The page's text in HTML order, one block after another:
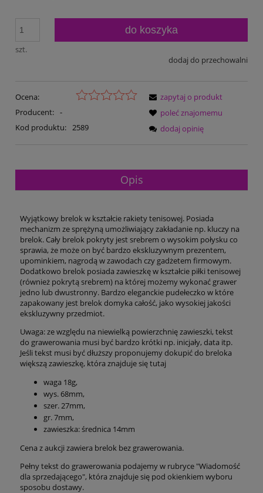
szt.
do koszyka
dodaj do przechowalni
Ocena:
Producent: -
Kod produktu: 2589
zapytaj o produkt
poleć znajomemu
dodaj opinię
Opis
Wyjątkowy brelok w kształcie rakiety tenisowej. Posiada
mechanizm ze sprężyną umożliwiający zakładanie np. kluczy na
brelok. Cały brelok pokryty jest srebrem o wysokim połysku co
sprawia, że może on być bardzo ekskluzywnym prezentem,
upominkiem, nagrodą w zawodach czy gadżetem firmowym.
Dodatkowo brelok posiada zawieszkę w kształcie piłki tenisowej
(również pokrytą srebrem) na której możemy wykonać grawer
jedno lub dwustronny. Bardzo eleganckie pudełeczko w które
zapakowany jest brelok domyka całość, jako wysokiej jakości
ekskluzywny przedmiot.
Uwaga: ze względu na niewielką powierzchnię zawieszki, tekst
do grawerowania musi być bardzo krótki np. inicjały, data itp.
Jeśli tekst musi być dłuższy proponujemy dokupić do breloka
większą zawieszkę, która znajduje się tutaj
waga 18g,
wys. 68mm,
szer. 27mm,
gr. 7mm,
zawieszka: średnica 14mm
Cena z aukcji zawiera brelok bez grawerowania.
Pełny tekst do grawerowania podajemy w rubryce "Wiadomość
dla sprzedającego", która znajduje się pod okienkiem wyboru
sposobu dostawy.